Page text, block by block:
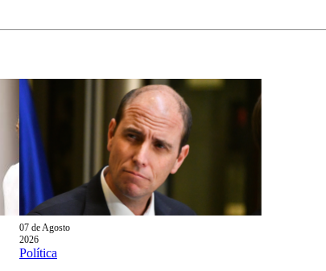
07 de Agosto
2026
Política